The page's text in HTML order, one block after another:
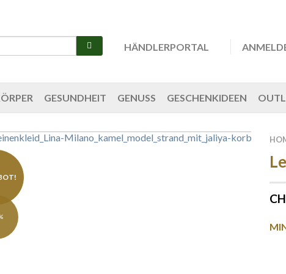
HÄNDLERPORTAL
GESUNDHEIT GENUSS GESCHENKIDEEN